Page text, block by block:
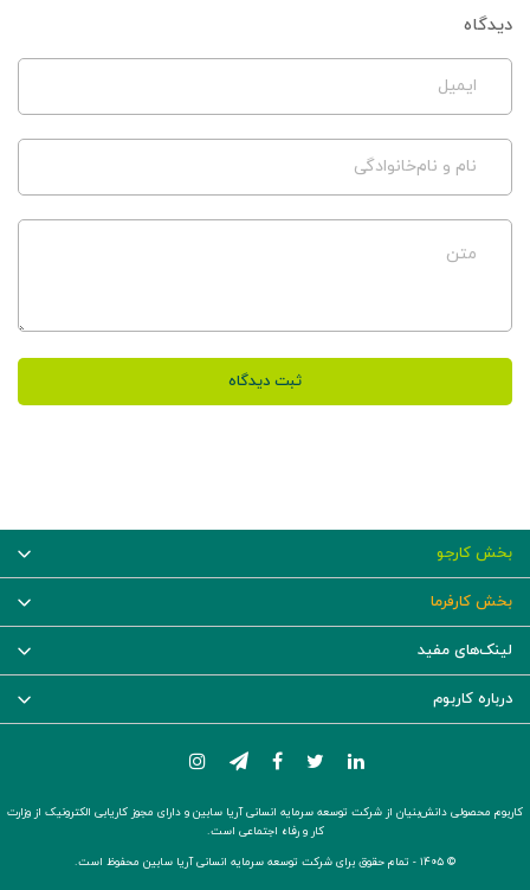
دیدگاه
ایمیل
نام و نام‌خانوادگی
متن
ثبت دیدگاه
بخش کارجو
بخش کارفرما
لینک‌های مفید
درباره کاربوم
کاربوم محصولی دانش‌بنیان از شرکت توسعه سرمایه انسانی آریا سابین و دارای مجوز کاریابی الکترونیک از وزارت
کار و رفاه اجتماعی است.
© ۱۴۰۵ -
تمام حقوق برای شرکت توسعه سرمایه انسانی آریا سابین محفوظ است.